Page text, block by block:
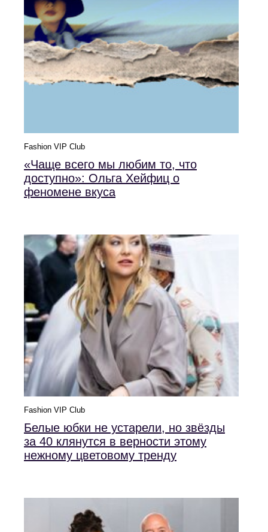
Fashion VIP Club
«Чаще всего мы любим то, что
доступно»: Ольга Хейфиц о
феномене вкуса
Fashion VIP Club
Белые юбки не устарели, но звёзды
за 40 клянутся в верности этому
нежному цветовому тренду